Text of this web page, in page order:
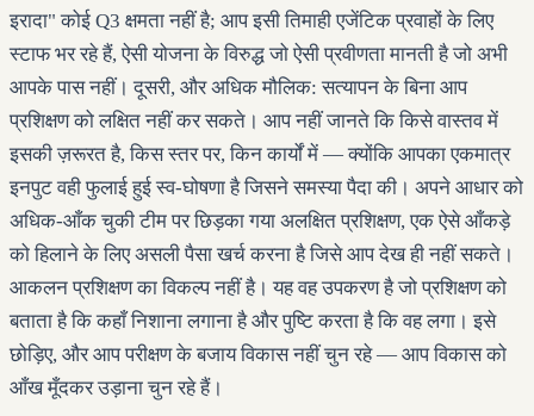
इरादा" कोई Q3 क्षमता नहीं है; आप इसी तिमाही एजेंटिक प्रवाहों के लिए
स्टाफ भर रहे हैं, ऐसी योजना के विरुद्ध जो ऐसी प्रवीणता मानती है जो अभी
आपके पास नहीं। दूसरी, और अधिक मौलिक: सत्यापन के बिना आप
प्रशिक्षण को लक्षित नहीं कर सकते। आप नहीं जानते कि किसे वास्तव में
इसकी ज़रूरत है, किस स्तर पर, किन कार्यों में — क्योंकि आपका एकमात्र
इनपुट वही फुलाई हुई स्व-घोषणा है जिसने समस्या पैदा की। अपने आधार को
अधिक-आँक चुकी टीम पर छिड़का गया अलक्षित प्रशिक्षण, एक ऐसे आँकड़े
को हिलाने के लिए असली पैसा खर्च करना है जिसे आप देख ही नहीं सकते।
आकलन प्रशिक्षण का विकल्प नहीं है। यह वह उपकरण है जो प्रशिक्षण को
बताता है कि कहाँ निशाना लगाना है और पुष्टि करता है कि वह लगा। इसे
छोड़िए, और आप परीक्षण के बजाय विकास नहीं चुन रहे — आप विकास को
आँख मूँदकर उड़ाना चुन रहे हैं।